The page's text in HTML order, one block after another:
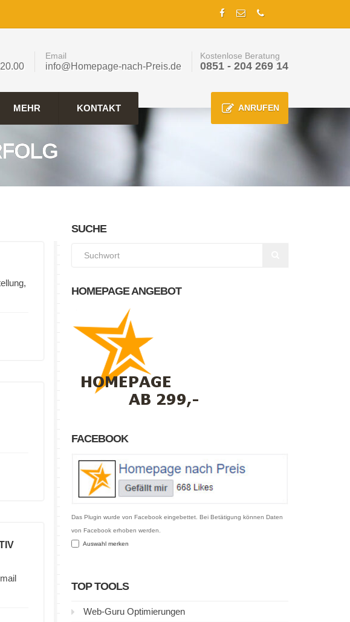
Email
info@Homepage-nach-Preis.de
Kostenlose Beratung
0851 - 204 269 14
MEHR KONTAKT ANRUFEN
SUCHE
HOMEPAGE ANGEBOT
FACEBOOK
Das Plugin wurde von Facebook eingebettet. Bei Betätigung können Daten
von Facebook erhoben werden.
Auswahl merken
TOP TOOLS
Web-Guru Optimierungen